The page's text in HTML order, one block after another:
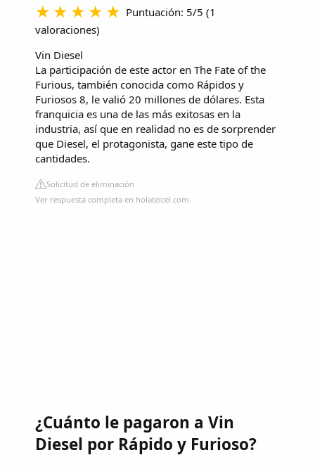
Puntuación: 5/5 (1
valoraciones)
Vin Diesel
La participación de este actor en The Fate of the
Furious, también conocida como Rápidos y
Furiosos 8, le valió 20 millones de dólares. Esta
franquicia es una de las más exitosas en la
industria, así que en realidad no es de sorprender
que Diesel, el protagonista, gane este tipo de
cantidades.
Solicitud de eliminación
Ver respuesta completa en holatelcel.com
¿Cuánto le pagaron a Vin
Diesel por Rápido y Furioso?